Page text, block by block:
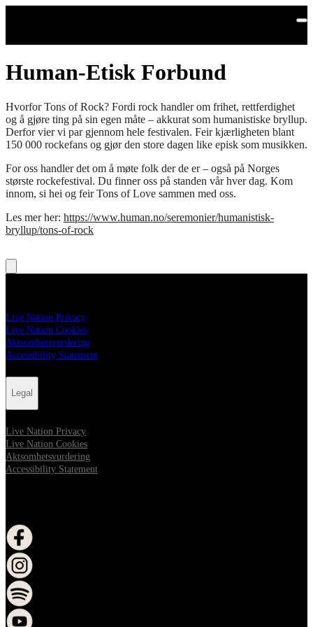
Human-Etisk Forbund
Hvorfor Tons of Rock? Fordi rock handler om frihet, rettferdighet
og å gjøre ting på sin egen måte – akkurat som humanistiske bryllup.
Derfor vier vi par gjennom hele festivalen. Feir kjærligheten blant
150 000 rockefans og gjør den store dagen like episk som musikken.
For oss handler det om å møte folk der de er – også på Norges
største rockefestival. Du finner oss på standen vår hver dag. Kom
innom, si hei og feir Tons of Love sammen med oss.
Les mer her: https://www.human.no/seremonier/humanistisk-
bryllup/tons-of-rock
Live Nation Privacy
Live Nation Cookies
Aktsomhetsvurdering
Accessibility Statement
Legal
Live Nation Privacy
Live Nation Cookies
Aktsomhetsvurdering
Accessibility Statement
åpne i nytt vindu
åpne i nytt vindu
åpne i nytt vindu
åpne i nytt vindu